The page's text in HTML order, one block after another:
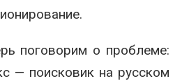
поговорим о проблеме:
— поисковик на русском